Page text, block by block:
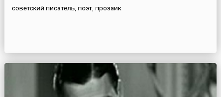
советский писатель, поэт, прозаик